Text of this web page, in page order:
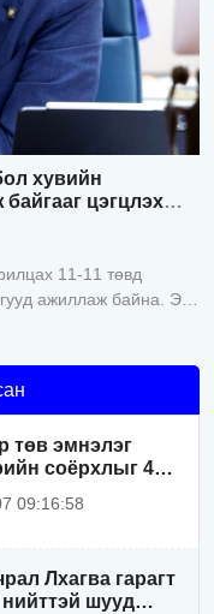
хувийн
цэгцлэх
11-11 төвд
ажиллаж байна. Энэ
төв эмнэлэг
соёрхлыг 4
09:16:58
Лхагва гарагт
шууд